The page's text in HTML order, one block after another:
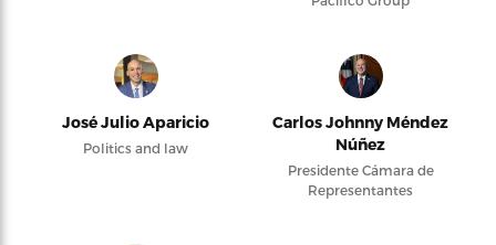
José Julio Aparicio
Politics and law
Carlos Johnny Méndez
Núñez
Presidente Cámara de
Representantes